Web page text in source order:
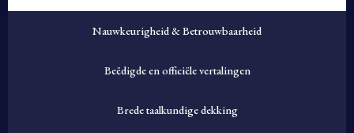
Nauwkeurigheid & Betrouwbaarheid
Beëdigde en officiële vertalingen
Brede taalkundige dekking